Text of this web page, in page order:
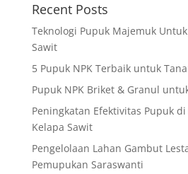
Recent Posts
Teknologi Pupuk Majemuk
Sawit
5 Pupuk NPK Terbaik untuk
Pupuk NPK Briket & Granul
Peningkatan Efektivitas Pupuk
Kelapa Sawit
Pengelolaan Lahan Gambut
Pemupukan Saraswanti